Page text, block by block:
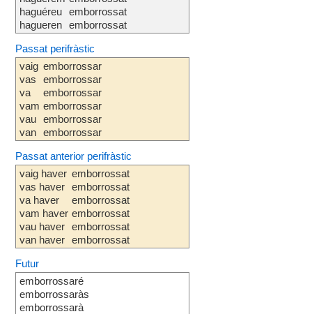
haguéreu
hagueren
emborrossat
emborrossat
Passat perifràstic
vaig
vas
va
vam
vau
van
emborrossar
emborrossar
emborrossar
emborrossar
emborrossar
emborrossar
Passat anterior perifràstic
vaig haver
vas haver
va haver
vam haver
vau haver
van haver
emborrossat
emborrossat
emborrossat
emborrossat
emborrossat
emborrossat
Futur
emborrossaré
emborrossaràs
emborrossarà